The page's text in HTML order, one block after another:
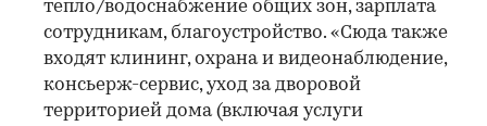
тепло/водоснабжение общих зон, зарплата
сотрудникам, благоустройство. «Сюда также
входят клининг, охрана и видеонаблюдение,
консьерж-сервис, уход за дворовой
территорией дома (включая услуги